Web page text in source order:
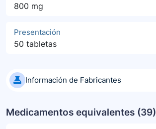
800 mg
Presentación
50 tabletas
Información de Fabricantes
Medicamentos equivalentes (39)